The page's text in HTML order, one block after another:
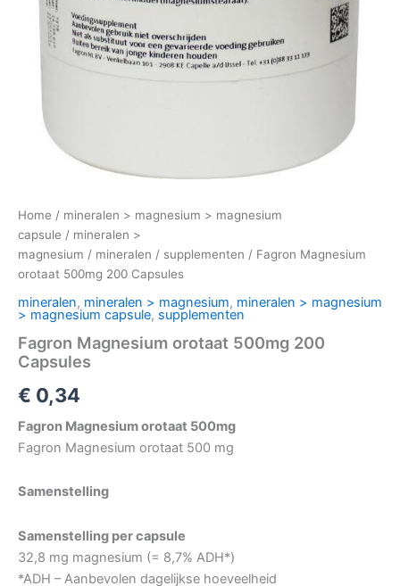
Home / mineralen > magnesium > magnesium
capsule / mineralen >
magnesium / mineralen / supplementen / Fagron Magnesium
orotaat 500mg 200 Capsules
mineralen, mineralen > magnesium, mineralen > magnesium
> magnesium capsule, supplementen
Fagron Magnesium orotaat 500mg 200
Capsules
€ 0,34
Fagron Magnesium orotaat 500mg
Fagron Magnesium orotaat 500 mg
Samenstelling
Samenstelling per capsule
32,8 mg magnesium (= 8,7% ADH*)
*ADH – Aanbevolen dagelijkse hoeveelheid